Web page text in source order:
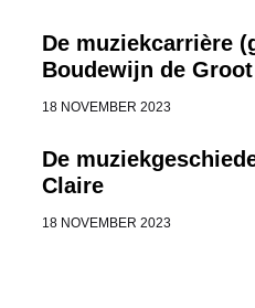
De muziekcarrière
Boudewijn de Groot
18 NOVEMBER 2023
De
Claire
18 NOVEMBER 2023